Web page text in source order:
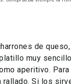
Reportar
de
muy
aperitivo.
rallado. Si los